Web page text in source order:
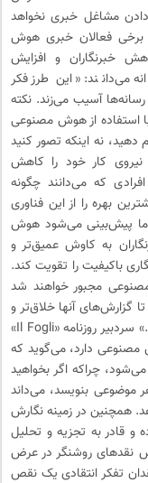
مشاغل خبری نخواهد
فعالان خبری هوش
خبرنگاران و افزایش
می‌دانند: «این طرز فکر
آسیب می‌زند. نکته
استفاده از هوش مصنوعی
دهید، نه اینکه تصور کنید
نیروی کار خود را کاهش
که می‌دانند چگونه
بهره را از این فناوری
اما پیش‌بینی می‌شود هوش
به کاوش عمیق‌تر و
باکیفیت را تقویت ‌کند.
مجبور خواهند شد
گزارش‌های آنها خلاق‌تر و
مرتبط‌تر با تحولات روز باشند.» سردبیر روزنامه «Il Fogli»
مصنوعی دارد، می‌گوید که
چراکه اگر بخواهید
موضوعی بنویسد، می‌داند
همچنین در زمینه نگارش
و قادر به تجزیه ‌و تحلیل
نقدهای روشنگر در عرض
تفکر انتقادی یک نقص